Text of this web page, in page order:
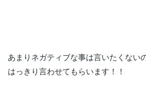
あまりネガティブな事は言いたくない
はっきり言わせてもらいます！！